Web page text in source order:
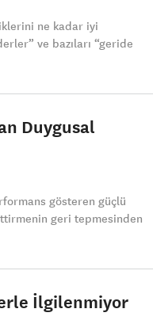
ne kadar iyi
ve bazıları “geride
Duygusal
gösteren güçlü
geri tepmesinden
İlgilenmiyor